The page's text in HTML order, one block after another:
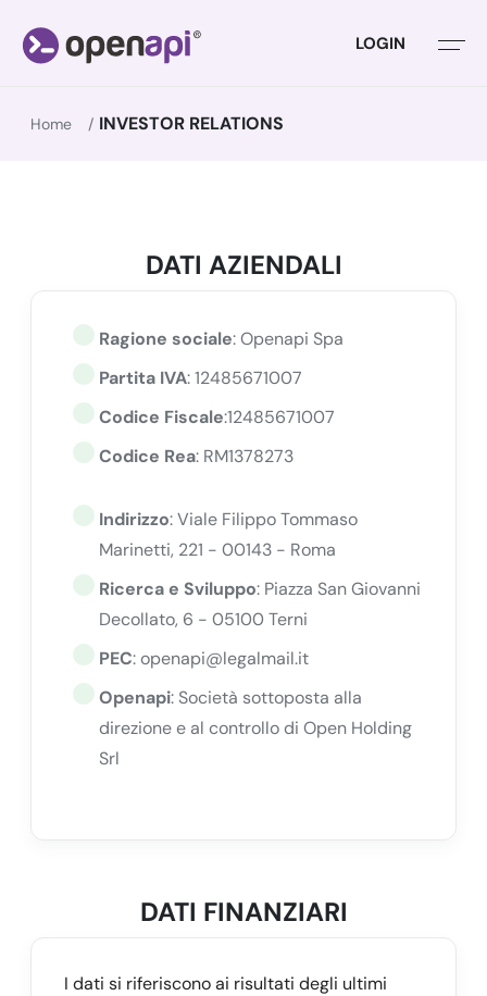
LOGIN
Home INVESTOR RELATIONS
DATI AZIENDALI
Ragione sociale: Openapi Spa
Partita IVA: 12485671007
Codice Fiscale:12485671007
Codice Rea: RM1378273
Indirizzo: Viale Filippo Tommaso
Marinetti, 221 - 00143 - Roma
Ricerca e Sviluppo: Piazza San Giovanni
Decollato, 6 - 05100 Terni
PEC:openapi@legalmail.it
Openapi: Società sottoposta alla
direzione e al controllo di Open Holding
Srl
DATI FINANZIARI
I dati si riferiscono ai risultati degli ultimi